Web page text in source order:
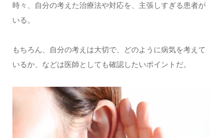
時々、自分の考えた治療法や対応を、主張しすぎる患者が
いる。
もちろん、自分の考えは大切で、どのように病気を考えて
いるか、などは医師としても確認したいポイントだ。